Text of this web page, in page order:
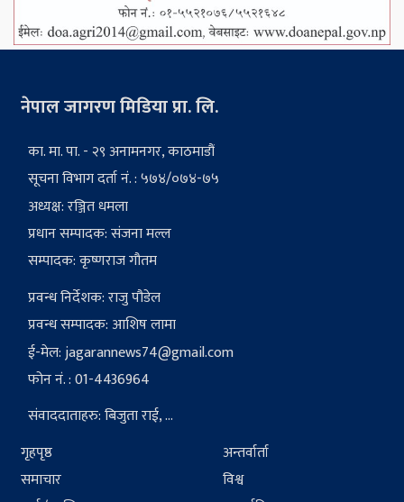
नेपाल जागरण मिडिया प्रा. लि.
का. मा. पा. - २९ अनामनगर, काठमाडौं
सूचना विभाग दर्ता नं. : ५७४/०७४-७५
अध्यक्ष: रञ्जित धमला
प्रधान सम्पादक: संजना मल्ल
सम्पादक: कृष्णराज गौतम
प्रवन्ध निर्देशक: राजु पौडेल
प्रवन्ध सम्पादक: आशिष लामा
ई-मेल:jagarannews74@gmail.com
फोन नं. : 01-4436964
संवाददाताहरु: बिजुता राई, ...
गृहपृष्ठ
समाचार
अन्तर्वार्ता
विश्व